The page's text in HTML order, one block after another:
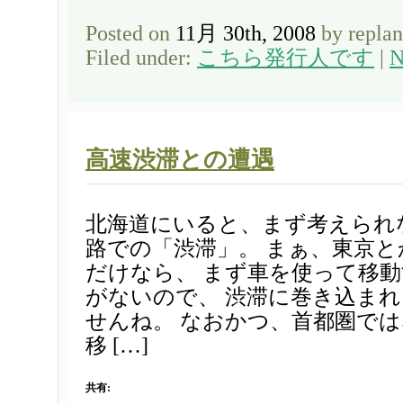
Posted on 11月 30th, 2008 by
Filed under: こちら発行人です |
高速渋滞との遭遇
北海道にいると、まず考えら
路での「渋滞」。 まぁ、東京
だけなら、 まず車を使って移
がないので、 渋滞に巻き込ま
せんね。 なおかつ、首都圏で
移 […]
共有: